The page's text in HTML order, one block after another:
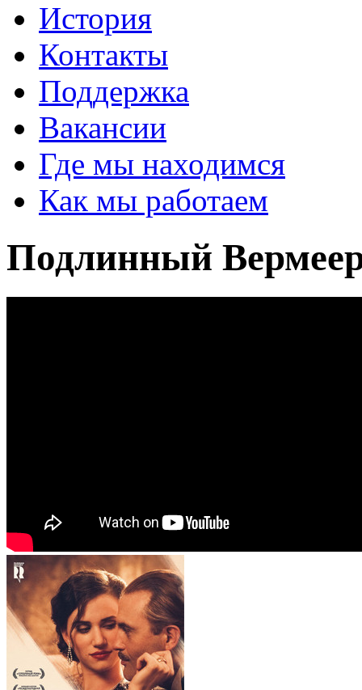
История
Контакты
Поддержка
Вакансии
Где мы находимся
Как мы работаем
Подлинный